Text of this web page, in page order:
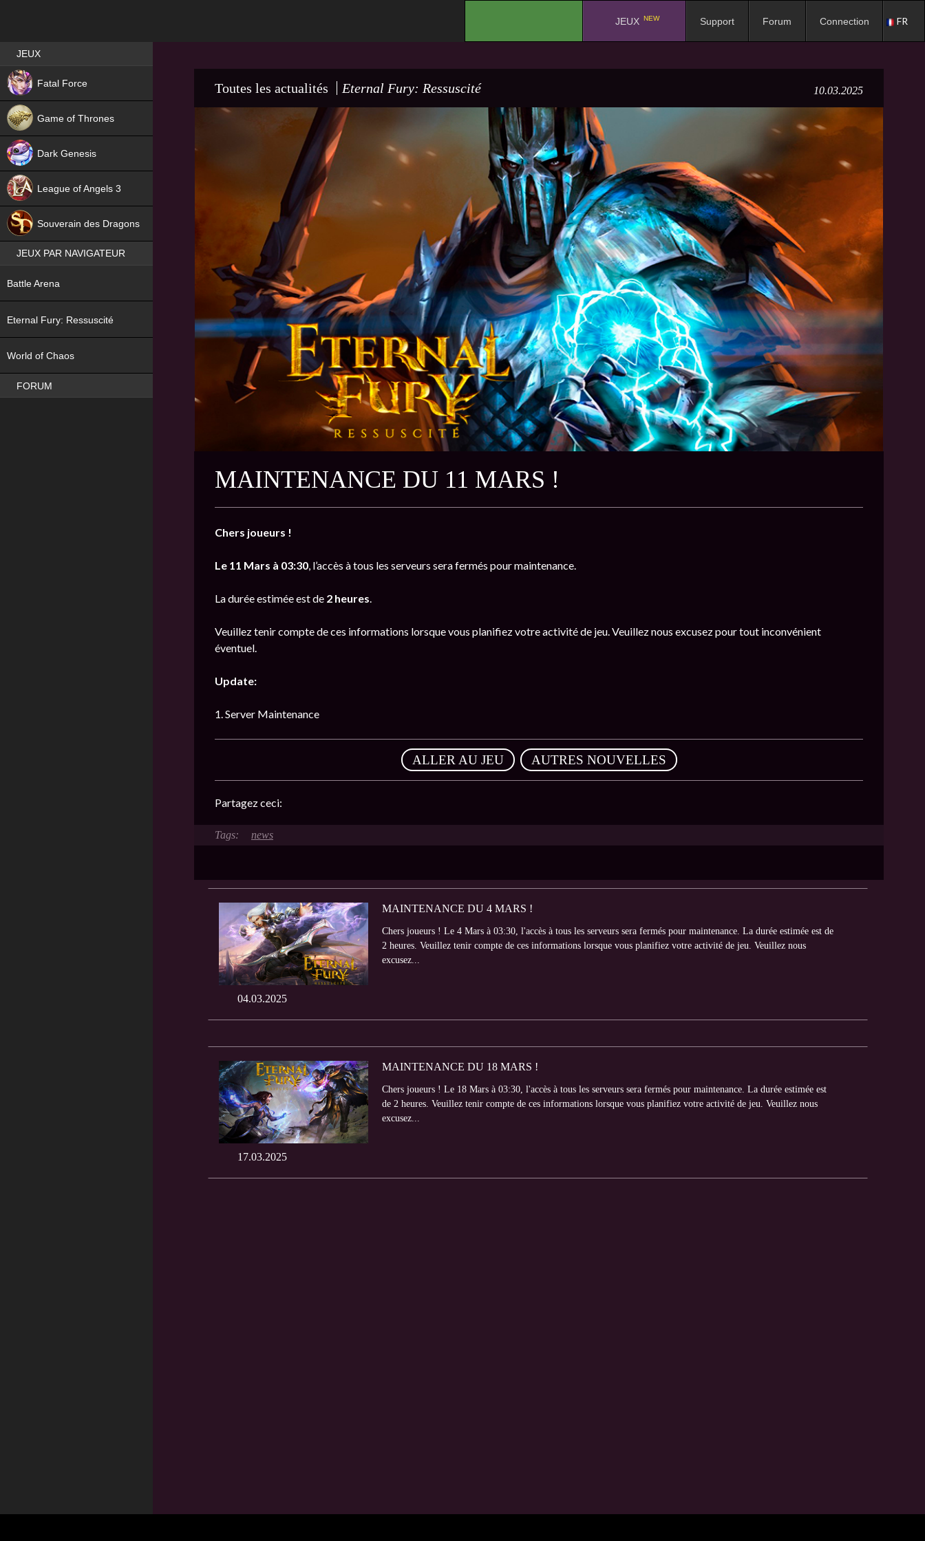
JEUX NEW Support Forum Connection FR
Toutes les actualités Eternal Fury: Ressuscité 10.03.2025
MAINTENANCE DU 11 MARS !
Chers joueurs !
Le 11 Mars à 03:30, l’accès à tous les serveurs sera fermés pour maintenance.
La durée estimée est de 2 heures.
Veuillez tenir compte de ces informations lorsque vous planifiez votre activité de jeu. Veuillez nous excusez pour tout inconvénient
éventuel.
Update:
1. Server Maintenance
ALLER AU JEU , AUTRES NOUVELLES
Partagez ceci:
news
04.03.2025
MAINTENANCE DU 4 MARS !
Chers joueurs ! Le 4 Mars à 03:30, l'accès à tous les serveurs sera fermés pour maintenance. La durée estimée est de
2 heures. Veuillez tenir compte de ces informations lorsque vous planifiez votre activité de jeu. Veuillez nous
excusez...
17.03.2025
MAINTENANCE DU 18 MARS !
Chers joueurs ! Le 18 Mars à 03:30, l'accès à tous les serveurs sera fermés pour maintenance. La durée estimée est
de 2 heures. Veuillez tenir compte de ces informations lorsque vous planifiez votre activité de jeu. Veuillez nous
excusez...
Best RPG games in France
JEUX
Fatal Force
Game of Thrones
Dark Genesis
League of Angels 3
Souverain des Dragons
JEUX PAR NAVIGATEUR
Battle Arena
Eternal Fury: Ressuscité
World of Chaos
FORUM